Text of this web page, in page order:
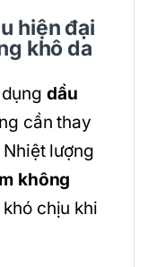
hiện đại
khô da
dầu
cần thay
lượng
không
chịu khi